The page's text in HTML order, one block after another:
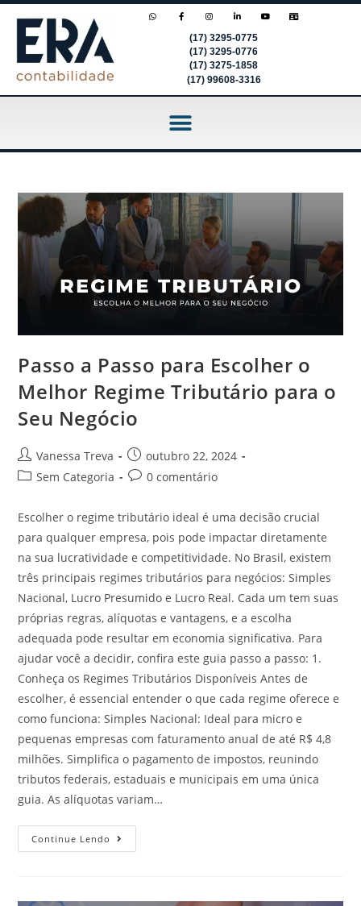
(17) 3295-0775
(17) 3295-0776
(17) 3275-1858
(17) 99608-3316
Passo a Passo para Escolher o
Melhor Regime Tributário para o
Seu Negócio
Vanessa Treva
outubro 22, 2024
Sem Categoria
0 comentário
Escolher o regime tributário ideal é uma decisão crucial
para qualquer empresa, pois pode impactar diretamente
na sua lucratividade e competitividade. No Brasil, existem
três principais regimes tributários para negócios: Simples
Nacional, Lucro Presumido e Lucro Real. Cada um tem suas
próprias regras, alíquotas e vantagens, e a escolha
adequada pode resultar em economia significativa. Para
ajudar você a decidir, confira este guia passo a passo: 1.
Conheça os Regimes Tributários Disponíveis Antes de
escolher, é essencial entender o que cada regime oferece e
como funciona: Simples Nacional: Ideal para micro e
pequenas empresas com faturamento anual de até R$ 4,8
milhões. Simplifica o pagamento de impostos, reunindo
tributos federais, estaduais e municipais em uma única
guia. As alíquotas variam…
Continue Lendo